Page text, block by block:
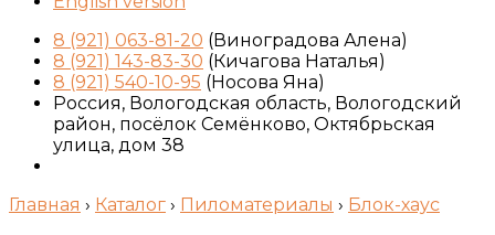
8 (921) 063-81-20 (Виноградова Алена)
8 (921) 143-83-30 (Кичагова Наталья)
8 (921) 540-10-95 (Носова Яна)
Россия, Вологодская область, Вологодский
район, посёлок Семёнково, Октябрьская
улица, дом 38
Главная › Каталог › Пиломатериалы › Блок-хаус